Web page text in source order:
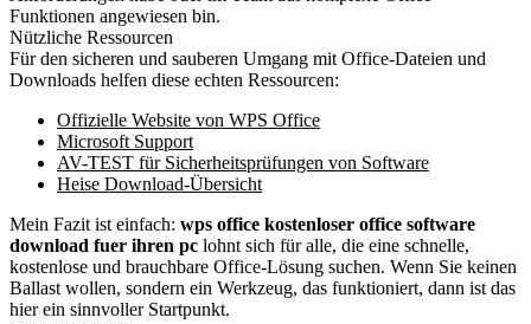
Funktionen angewiesen bin.
Nützliche Ressourcen
Für den sicheren und sauberen Umgang mit Office-Dateien und
Downloads helfen diese echten Ressourcen:
Offizielle Website von WPS Office
Microsoft Support
AV-TEST für Sicherheitsprüfungen von Software
Heise Download-Übersicht
Mein Fazit ist einfach: wps office kostenloser office software
download fuer ihren pc lohnt sich für alle, die eine schnelle,
kostenlose und brauchbare Office-Lösung suchen. Wenn Sie keinen
Ballast wollen, sondern ein Werkzeug, das funktioniert, dann ist das
hier ein sinnvoller Startpunkt.